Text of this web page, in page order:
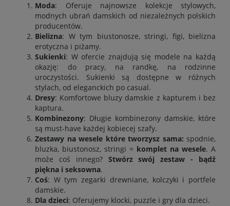
Moda: Oferuje najnowsze kolekcje stylowych,
modnych ubrań damskich od niezależnych polskich
producentów.
Bielizna: W tym biustonosze, stringi, figi, bielizna
erotyczna i piżamy.
Sukienki: W ofercie znajdują się modele na każdą
okazję: do pracy, na randkę, na rodzinne
uroczystości. Sukienki są dostępne w różnych
stylach, od eleganckich po casual.
Dresy: Komfortowe bluzy damskie z kapturem i bez
kaptura.
Kombinezony: Długie kombinezony damskie, które
są must-have każdej kobiecej szafy.
Zestawy na wesele które tworzysz sama: spodnie,
bluzka, biustonosz, stringi = komplet na wesele. A
może coś innego? Stwórz swój zestaw - bądź
piękna i seksowna.
Coś: W tym zegarki drewniane, kolczyki i portfele
damskie.
Dla dzieci: Oferujemy klocki, puzzle i gry dla dzieci.